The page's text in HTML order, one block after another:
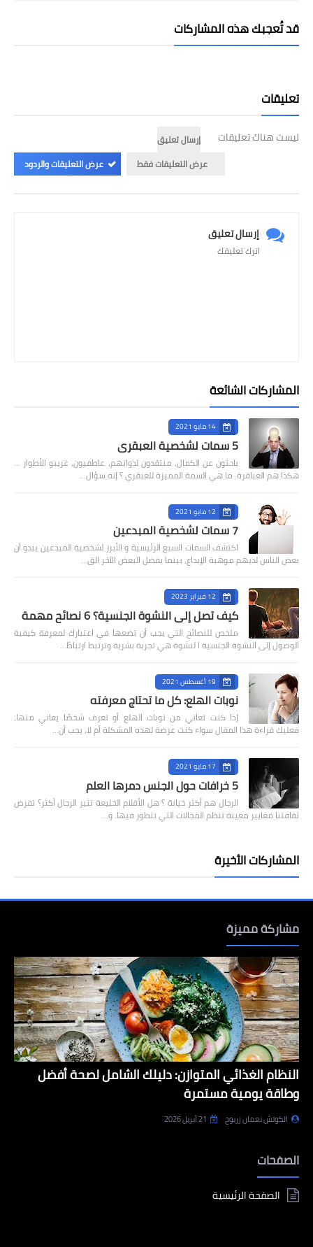
قد تُعجبك هذه المشاركات
تعليقات
ليست هناك تعليقات
إرسال تعليق
عرض التعليقات فقط
عرض التعليقات والردود
إرسال تعليق
اترك تعليقك
المشاركات الشائعة
14 مايو 2021
5 سمات لشخصية العبقري
باحثون عن الكمال، منتقدون لذواتهم، عاطفيون، غريبو الأطوار ...
هكذا هم العباقرة. ما هي السمة المميزة للعبقري ؟ إنه سؤال…
12 مايو 2021
7 سمات لشخصية المبدعين
اكتشف السمات السبع الرئيسية و الأبرز لشخصية المبدعين يبدو أن
بعض الناس لديهم موهبة الإبداع، بينما يفضل البعض الآخر الق…
12 فبراير 2023
كيف تصل إلى النشوة الجنسية؟ 6 نصائح مهمة
ملخص للنصائح التي يجب أن تضعها في اعتبارك لمعرفة كيفية
الوصول إلى النشوة الجنسية ا لنشوة هي تجربة بشرية وترتبط ارتباطً…
19 أغسطس 2021
نوبات الهلع: كل ما تحتاج معرفته
إذا كنت تعاني من نوبات الهلع أو تعرف شخصًا يعاني منها،
فعليك قراءة هذا المقال سواء كنت عرضة لهذه المشكلة أم لا، يجب أن…
17 مايو 2021
5 خرافات حول الجنس دمرها العلم
الرجال هم أكثر خيانة ؟ هل الأفلام الخليعة تثير الرجال أكثر؟ تفرض
ثقافتنا معايير معينة تنظم المجالات التي نتطور فيها. و…
المشاركات الأخيرة
مشاركة مميزة
النظام الغذائي المتوازن: دليلك الشامل لصحة أفضل
وطاقة يومية مستمرة
الكوتش نعمان زريوح 21 أبريل 2026
الصفحات
الصفحة الرئيسية